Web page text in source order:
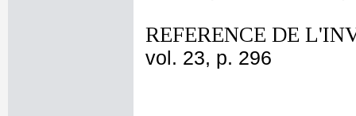
REFERENCE DE
vol. 23, p. 296